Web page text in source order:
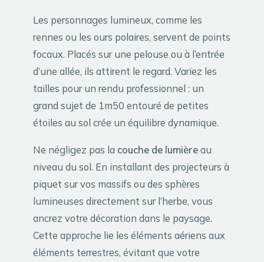
Les personnages lumineux, comme les
rennes ou les ours polaires, servent de points
focaux. Placés sur une pelouse ou à l’entrée
d’une allée, ils attirent le regard. Variez les
tailles pour un rendu professionnel : un
grand sujet de 1m50 entouré de petites
étoiles au sol crée un équilibre dynamique.
Ne négligez pas la couche de lumièreau
niveau du sol. En installant des projecteurs à
piquet sur vos massifs ou des sphères
lumineuses directement sur l’herbe, vous
ancrez votre décoration dans le paysage.
Cette approche lie les éléments aériens aux
éléments terrestres, évitant que votre